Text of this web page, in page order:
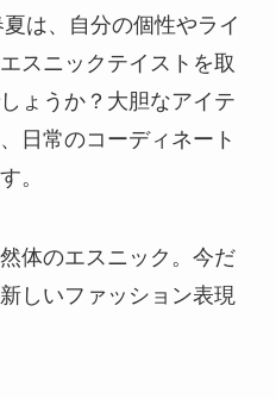
は、自分の個性やライ
スニックテイストを取
ょうか？大胆なアイテ
日常のコーディネート
。
体のエスニック。今だ
しいファッション表現